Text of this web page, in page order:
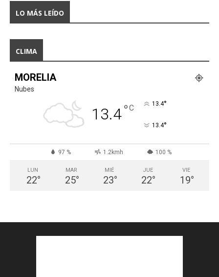
LO MÁS LEÍDO
CLIMA
MORELIA
Nubes
13.4°C 13.4°
13.4°
97 % 1.2kmh 100 %
LUN
22°
MAR
25°
MIÉ
23°
JUE
22°
VIE
19°